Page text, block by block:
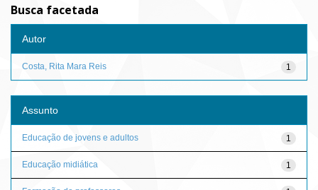
Busca facetada
Autor
1
Costa, Rita Mara Reis
Assunto
1
Educação de jovens e adultos
1
Educação midiática